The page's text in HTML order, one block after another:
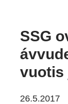
SSG
vuotis
26.5.2017